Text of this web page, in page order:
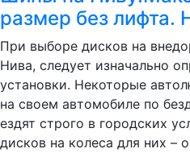
размер без лифта.
При выборе дисков на
Нива, следует изначально
установки. Некоторые
на своем автомобиле по
ездят строго в городских
дисков на колеса для них –